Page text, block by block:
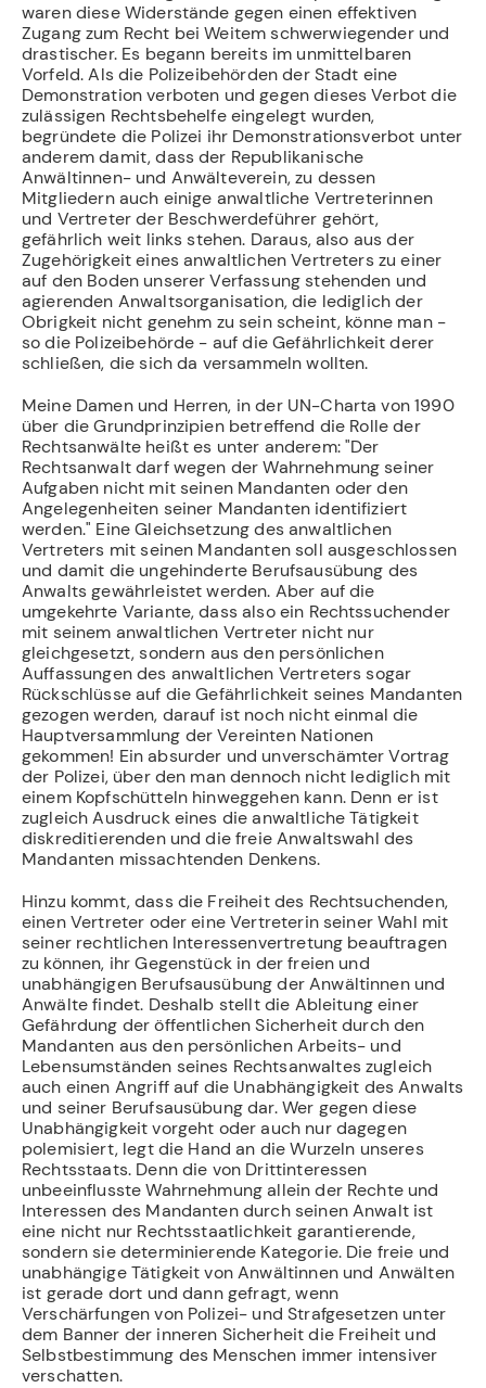
waren diese Widerstände gegen einen effektiven
Zugang zum Recht bei Weitem schwerwiegender und
drastischer. Es begann bereits im unmittelbaren
Vorfeld. Als die Polizeibehörden der Stadt eine
Demonstration verboten und gegen dieses Verbot die
zulässigen Rechtsbehelfe eingelegt wurden,
begründete die Polizei ihr Demonstrationsverbot unter
anderem damit, dass der Republikanische
Anwältinnen- und Anwälteverein, zu dessen
Mitgliedern auch einige anwaltliche Vertreterinnen
und Vertreter der Beschwerdeführer gehört,
gefährlich weit links stehen. Daraus, also aus der
Zugehörigkeit eines anwaltlichen Vertreters zu einer
auf den Boden unserer Verfassung stehenden und
agierenden Anwaltsorganisation, die lediglich der
Obrigkeit nicht genehm zu sein scheint, könne man -
so die Polizeibehörde - auf die Gefährlichkeit derer
schließen, die sich da versammeln wollten.
Meine Damen und Herren, in der UN-Charta von 1990
über die Grundprinzipien betreffend die Rolle der
Rechtsanwälte heißt es unter anderem: "Der
Rechtsanwalt darf wegen der Wahrnehmung seiner
Aufgaben nicht mit seinen Mandanten oder den
Angelegenheiten seiner Mandanten identifiziert
werden." Eine Gleichsetzung des anwaltlichen
Vertreters mit seinen Mandanten soll ausgeschlossen
und damit die ungehinderte Berufsausübung des
Anwalts gewährleistet werden. Aber auf die
umgekehrte Variante, dass also ein Rechtssuchender
mit seinem anwaltlichen Vertreter nicht nur
gleichgesetzt, sondern aus den persönlichen
Auffassungen des anwaltlichen Vertreters sogar
Rückschlüsse auf die Gefährlichkeit seines Mandanten
gezogen werden, darauf ist noch nicht einmal die
Hauptversammlung der Vereinten Nationen
gekommen! Ein absurder und unverschämter Vortrag
der Polizei, über den man dennoch nicht lediglich mit
einem Kopfschütteln hinweggehen kann. Denn er ist
zugleich Ausdruck eines die anwaltliche Tätigkeit
diskreditierenden und die freie Anwaltswahl des
Mandanten missachtenden Denkens.
Hinzu kommt, dass die Freiheit des Rechtsuchenden,
einen Vertreter oder eine Vertreterin seiner Wahl mit
seiner rechtlichen Interessenvertretung beauftragen
zu können, ihr Gegenstück in der freien und
unabhängigen Berufsausübung der Anwältinnen und
Anwälte findet. Deshalb stellt die Ableitung einer
Gefährdung der öffentlichen Sicherheit durch den
Mandanten aus den persönlichen Arbeits- und
Lebensumständen seines Rechtsanwaltes zugleich
auch einen Angriff auf die Unabhängigkeit des Anwalts
und seiner Berufsausübung dar. Wer gegen diese
Unabhängigkeit vorgeht oder auch nur dagegen
polemisiert, legt die Hand an die Wurzeln unseres
Rechtsstaats. Denn die von Drittinteressen
unbeeinflusste Wahrnehmung allein der Rechte und
Interessen des Mandanten durch seinen Anwalt ist
eine nicht nur Rechtsstaatlichkeit garantierende,
sondern sie determinierende Kategorie. Die freie und
unabhängige Tätigkeit von Anwältinnen und Anwälten
ist gerade dort und dann gefragt, wenn
Verschärfungen von Polizei- und Strafgesetzen unter
dem Banner der inneren Sicherheit die Freiheit und
Selbstbestimmung des Menschen immer intensiver
verschatten.